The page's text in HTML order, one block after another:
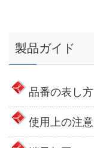
製品ガイド
品番の表し方
使用上の注意